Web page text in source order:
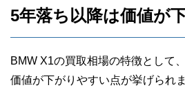
5年落ち以降は価値が
BMW X1の買取相場の特徴として
価値が下がりやすい点が挙げられま